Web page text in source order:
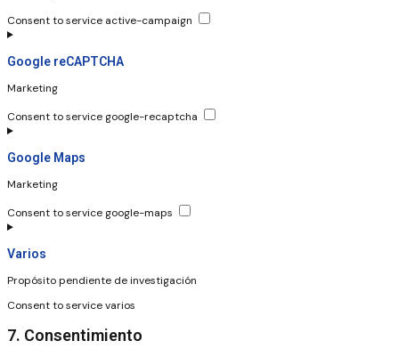
Consent to service active-campaign
Google reCAPTCHA
Marketing
Consent to service google-recaptcha
Google Maps
Marketing
Consent to service google-maps
Varios
Propósito pendiente de investigación
Consent to service varios
7. Consentimiento